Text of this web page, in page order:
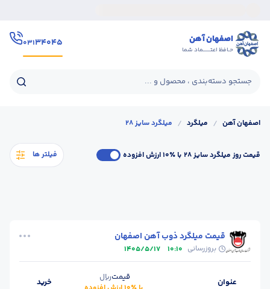
اصفهان آهن
حـافظ اعتــــــماد شما
۳۴۰۴۵۰۳۱
جستجو دسته‌بندی ، محصول و ...
اصفهان آهن / میلگرد / میلگرد سایز 28
فیلتر ها قیمت روز میلگرد سایز 28 با ٪۱۰ ارزش افزوده
قیمت میلگرد ذوب آهن اصفهان
بروزرسانی 10:10
1405/5/17
عنوان قیمتریال
خرید